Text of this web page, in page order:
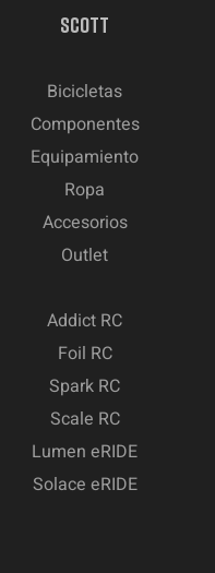
SCOTT
Bicicletas
Componentes
Equipamiento
Ropa
Accesorios
Outlet
Addict RC
Foil RC
Spark RC
Scale RC
Lumen eRIDE
Solace eRIDE